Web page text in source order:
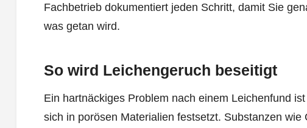
Fachbetrieb dokumentiert jeden Schritt, damit Sie
was getan wird.
So wird Leichengeruch beseitigt
Ein hartnäckiges Problem nach einem Leichenfund
sich in porösen Materialien festsetzt. Substanzen wie